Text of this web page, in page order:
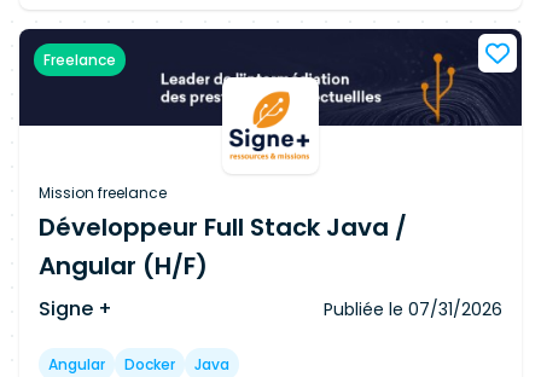
vous sont assignées en respectant les
spécifications - Le Code Review avec les autres
développeurs du projet - L'écriture de tests
unitaires et fonctionnels durant vos
développements - L'industrialisation de vos
développements via notre PIC (Jenkins) - La
participation au Daily Scrum Meeting, Sprint
Revue, Rétro de Sprint et Planning Poker La
stack technique : - Back End : Spring boot ou
MVC et Hibernate - Front End . Angular 12+ -
NoSQL (MongoDB, Cassandra, Redis) - Outils : Git,
Freelance
Mission freelance
Développeur Full Stack Java /
Angular (H/F)
Signe + Publiée le 07/31/2026
Angular Docker Java